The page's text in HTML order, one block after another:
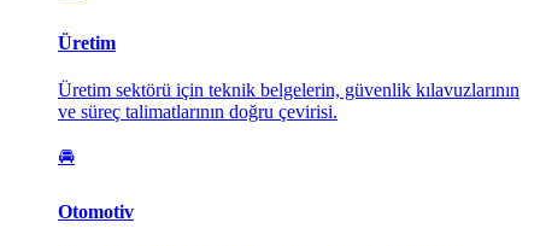
Üretim
Üretim sektörü için teknik belgelerin, güvenlik kılavuzlarının
ve süreç talimatlarının doğru çevirisi.
🚘
Otomotiv